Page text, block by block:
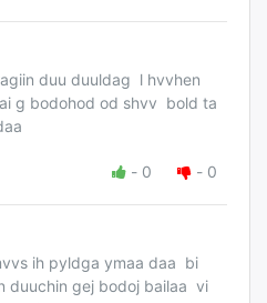
duu duuldag l hvvhen
g bodohod od shvv bold ta
- 0 - 0
ih pyldga ymaa daa bi
duuchin gej bodoj bailaa vi